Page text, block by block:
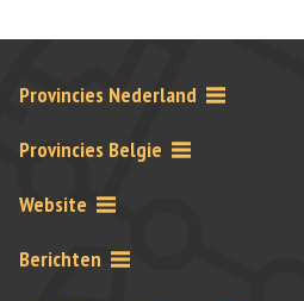
Provincies Nederland
Provincies Belgie
Website
Berichten